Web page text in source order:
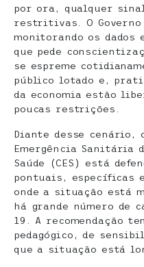
por ora, qualquer
restritivas. O Governo
monitorando os
que pede
se espreme
público lotado e,
da economia estão
poucas restrições.
Diante desse cenário,
Emergência Sanitária
Saúde (CES) está
pontuais, específicas
onde a situação está
há grande número de
19. A recomendação
pedagógico, de
que a situação está